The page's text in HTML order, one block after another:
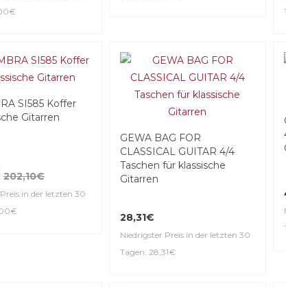
SI585 Koffer
Gitarren
202,10€
in der letzten 30
GEWA BAG FOR
CLASSICAL GUITAR 4/4
Taschen für klassische
Gitarren
28,31€
Niedrigster Preis in der letzten 30
Tagen: 28,31€